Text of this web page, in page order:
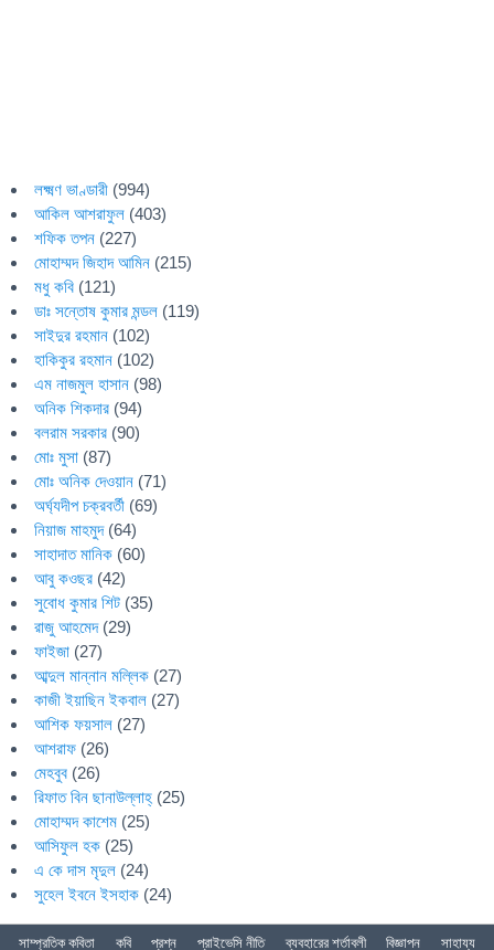
লক্ষ্মণ ভাণ্ডারী (994)
আকিল আশরাফুল (403)
শফিক তপন (227)
মোহাম্মদ জিহাদ আমিন (215)
মধু কবি (121)
ডাঃ সন্তোষ কুমার মন্ডল (119)
সাইদুর রহমান (102)
হাকিকুর রহমান (102)
এম নাজমুল হাসান (98)
অনিক শিকদার (94)
বলরাম সরকার (90)
মোঃ মুসা (87)
মোঃ অনিক দেওয়ান (71)
অর্ঘ্যদীপ চক্রবর্তী (69)
নিয়াজ মাহমুদ(64)
সাহাদাত মানিক (60)
আবু কওছর (42)
সুবোধ কুমার শিট (35)
রাজু আহমেদ(29)
ফাইজা (27)
আব্দুল মান্নান মল্লিক (27)
কাজী ইয়াছিন ইকবাল (27)
আশিক ফয়সাল (27)
আশরাফ (26)
মেহবুব (26)
রিফাত বিন ছানাউল্লাহ্ (25)
মোহাম্মদ কাশেম (25)
আসিফুল হক (25)
এ কে দাস মৃদুল (24)
সুহেল ইবনে ইসহাক (24)
সাম্প্রতিক কবিতা কবি প্রশ্ন প্রাইভেসি নীতি ব্যবহারের শর্তাবলী বিজ্ঞাপন সাহায্য